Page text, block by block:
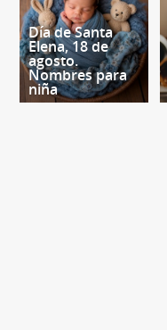
Día de Santa
Elena, 18 de
agosto.
Nombres para
niña